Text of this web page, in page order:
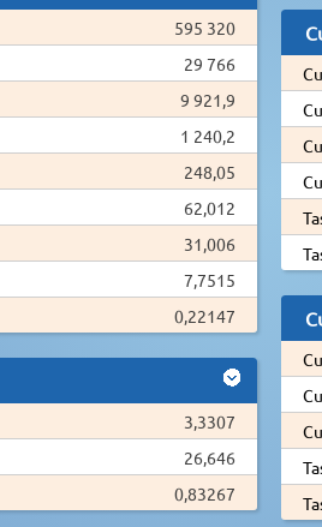
595 320
29 766
9 921,9
1 240,2
248,05
62,012
31,006
7,7515
0,22147
3,3307
26,646
0,83267